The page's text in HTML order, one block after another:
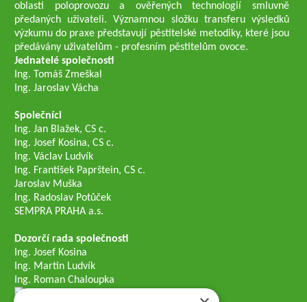
oblasti poloprovozu a ověřených technologií smluvně
předaných uživateli. Významnou složku transferu výsledků
výzkumu do praxe představují pěstitelské metodiky, které jsou
předávány uživatelům - profesním pěstitelům ovoce.
Jednatelé společnosti
Ing. Tomáš Zmeškal
Ing. Jaroslav Vácha
Společníci
Ing. Jan Blažek, CS c.
Ing. Josef Kosina, CS c.
Ing. Václav Ludvík
Ing. František Paprštein, CS c.
Jaroslav Muška
Ing. Radoslav Potůček
SEMPRA PRAHA a.s.
Dozorčí rada společnosti
Ing. Josef Kosina
Ing. Martin Ludvík
Ing. Roman Chaloupka